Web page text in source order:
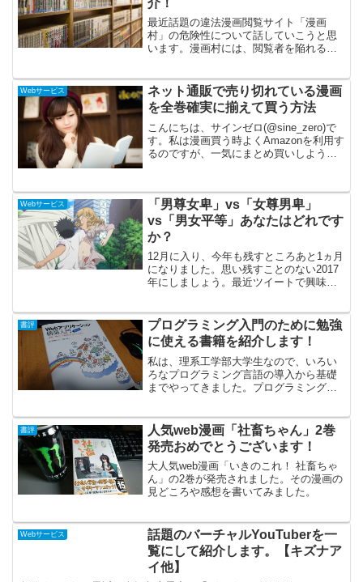
最近話題の違法漫画閲覧サイト「漫画
村」の危険性について話していこうと思
います。漫画村には、閲覧者を陥れる意
覧者は払わされています。漫画村とは？
この世にある漫画閲覧サイト...
Webサービス
ネット通販で売り切れている漫画
を全巻確実に揃えて買う方法
こんにちは、サインゼロ(@sine_zero)で
す。私は漫画買う時よくAmazonを利用す
るのですが、一気にまとめ買いしようと
ります。その時、とてもがっかりしたの
で、...
Webサービス
「男尊女卑」vs「女尊男卑」
vs「男女平等」あなたはどれです
か？
12月に入り、今年も残すところあと1ヵ月
になりました。思い残すことのない2017
年にしましょう。最近ツイートで興味が
択した時に先生から、「女性が能力で上
回っていても男性...
書評
プログラミング入門のために勉強
に使える書籍を紹介します！
私は、理系工学部大学生なので、いろい
ろなプログラミング言語の導入から基礎
までやってきました。プログラミングっ
文系脳なので、余計に苦労しました。笑
今回は、私のように文系の...
書評
人気web漫画「社畜ちゃん」2巻
発売おめでとうございます！
大人気web漫画「いきのこれ！ 社畜ちゃ
ん」の2巻が発売されました。その漫画の
見どころや感想を書いてみました。
Webサービス
話題のバーチャルYouTuberを一
覧にして紹介します。【キズナア
イ他】